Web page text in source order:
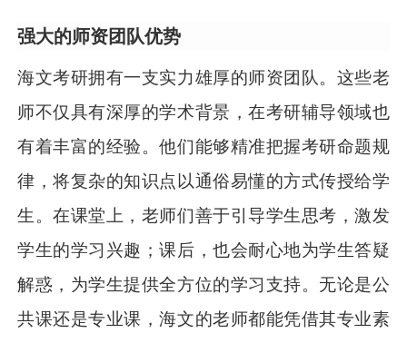
强大的师资团队优势
海文考研拥有一支实力雄厚的师资团队。这些老
师不仅具有深厚的学术背景，在考研辅导领域也
有着丰富的经验。他们能够精准把握考研命题规
律，将复杂的知识点以通俗易懂的方式传授给学
生。在课堂上，老师们善于引导学生思考，激发
学生的学习兴趣；课后，也会耐心地为学生答疑
解惑，为学生提供全方位的学习支持。无论是公
共课还是专业课，海文的老师都能凭借其专业素